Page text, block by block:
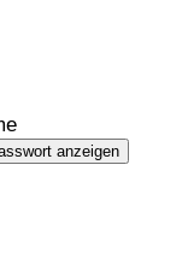
anzeigen